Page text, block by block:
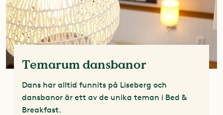
Temarum dansbanor
Dans har alltid funnits på Liseberg och
dansbanor är ett av de unika teman i Bed &
Breakfast.